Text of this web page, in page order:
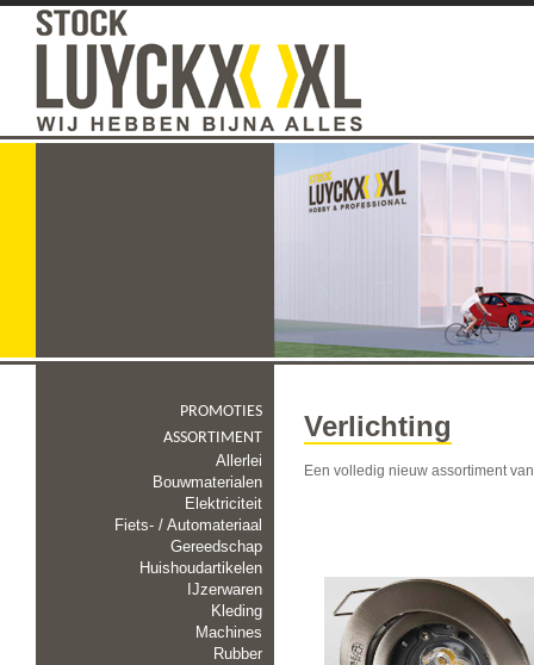
PROMOTIES
ASSORTIMENT
Allerlei
Bouwmaterialen
Elektriciteit
Fiets- / Automateriaal
Gereedschap
Huishoudartikelen
IJzerwaren
Kleding
Machines
Rubber
Verlichting
Een volledig nieuw assortiment